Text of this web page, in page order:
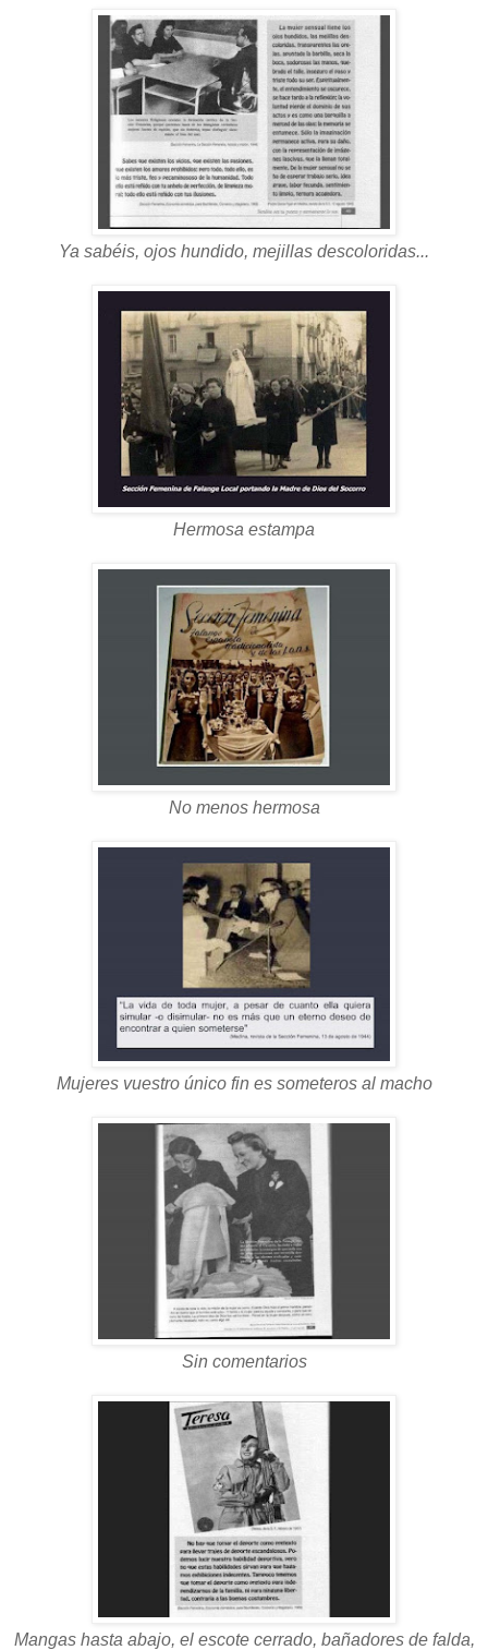
Ya sabéis, ojos hundido, mejillas descoloridas...
Hermosa estampa
No menos hermosa
Mujeres vuestro único fin es someteros al macho
Sin comentarios
Mangas hasta abajo, el escote cerrado, bañadores de falda,